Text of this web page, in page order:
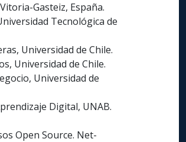
Gasteiz, España.
Tecnológica de
Universidad de Chile.​
Universidad de Chile.​
Universidad de
Digital, UNAB.
Open Source.​ Net-